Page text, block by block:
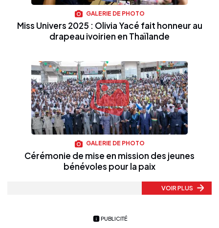
GALERIE DE PHOTO
Miss Univers 2025 : Olivia Yacé fait honneur au
drapeau ivoirien en Thaïlande
GALERIE DE PHOTO
Cérémonie de mise en mission des jeunes
bénévoles pour la paix
VOIR PLUS
PUBLICITÉ